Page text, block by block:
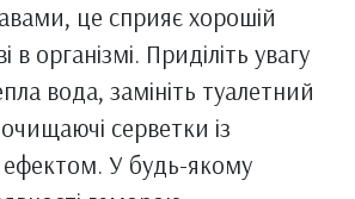
це сприяє хорошій
в організмі. Приділіть увагу
вода, замініть туалетний
серветки із
У будь-якому